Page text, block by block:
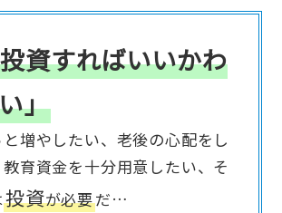
資すればいいかわ
」
増やしたい、老後の心配をし
育資金を十分用意したい、そ
投資が必要だ…